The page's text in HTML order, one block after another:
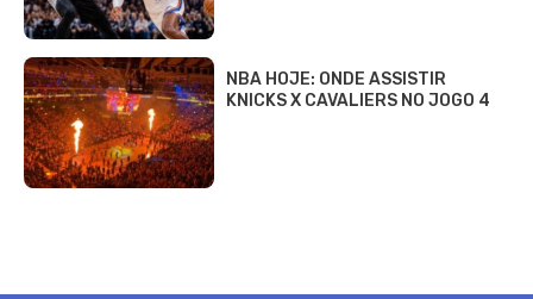
NBA HOJE: ONDE ASSISTIR
KNICKS X CAVALIERS NO JOGO 4